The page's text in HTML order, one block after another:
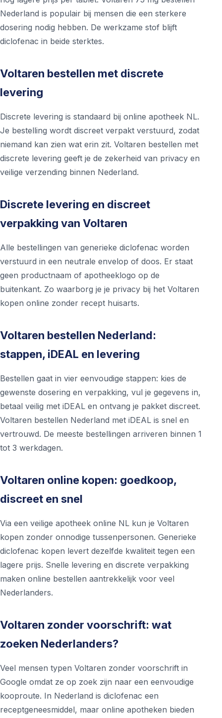
Nederland is populair bij mensen die een sterkere
dosering nodig hebben. De werkzame stof blijft
diclofenac in beide sterktes.
Voltaren bestellen met discrete
levering
Discrete levering is standaard bij online apotheek NL.
Je bestelling wordt discreet verpakt verstuurd, zodat
niemand kan zien wat erin zit. Voltaren bestellen met
discrete levering geeft je de zekerheid van privacy en
veilige verzending binnen Nederland.
Discrete levering en discreet
verpakking van Voltaren
Alle bestellingen van generieke diclofenac worden
verstuurd in een neutrale envelop of doos. Er staat
geen productnaam of apotheeklogo op de
buitenkant. Zo waarborg je je privacy bij het Voltaren
kopen online zonder recept huisarts.
Voltaren bestellen Nederland:
stappen, iDEAL en levering
Bestellen gaat in vier eenvoudige stappen: kies de
gewenste dosering en verpakking, vul je gegevens in,
betaal veilig met iDEAL en ontvang je pakket discreet.
Voltaren bestellen Nederland met iDEAL is snel en
vertrouwd. De meeste bestellingen arriveren binnen 1
tot 3 werkdagen.
Voltaren online kopen: goedkoop,
discreet en snel
Via een veilige apotheek online NL kun je Voltaren
kopen zonder onnodige tussenpersonen. Generieke
diclofenac kopen levert dezelfde kwaliteit tegen een
lagere prijs. Snelle levering en discrete verpakking
maken online bestellen aantrekkelijk voor veel
Nederlanders.
Voltaren zonder voorschrift: wat
zoeken Nederlanders?
Veel mensen typen Voltaren zonder voorschrift in
Google omdat ze op zoek zijn naar een eenvoudige
kooproute. In Nederland is diclofenac een
receptgeneesmiddel, maar online apotheken bieden